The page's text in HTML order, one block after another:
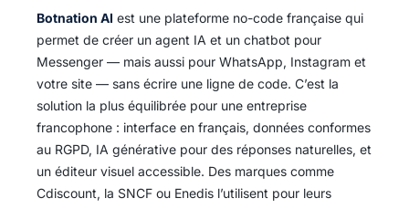
Botnation AI est une plateforme no-code française qui
permet de créer un agent IA et un chatbot pour
Messenger — mais aussi pour WhatsApp, Instagram et
votre site — sans écrire une ligne de code. C’est la
solution la plus équilibrée pour une entreprise
francophone : interface en français, données conformes
au RGPD, IA générative pour des réponses naturelles, et
un éditeur visuel accessible. Des marques comme
Cdiscount, la SNCF ou Enedis l’utilisent pour leurs